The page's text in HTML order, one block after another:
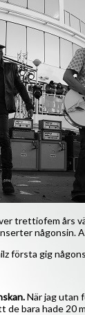
trettiofem års
någonsin.
första gig
När jag utan
bara hade 20